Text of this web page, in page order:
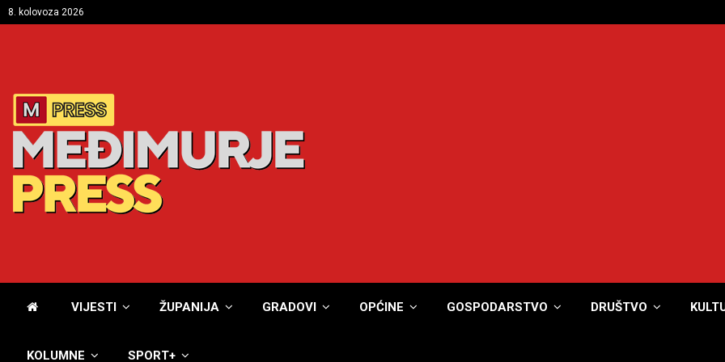
8. kolovoza 2026
VIJESTI ŽUPANIJA GRADOVI OPĆINE GOSPODARSTVO DRUŠTVO
KOLUMNE SPORT+